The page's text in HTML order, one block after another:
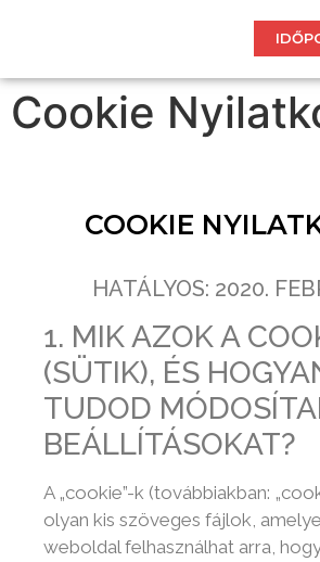
Cookie
COOKIE
HATÁLYOS: 2020.
1. MIK AZOK A
(SÜTIK), ÉS
TUDOD
BEÁLLÍTÁSOKAT?
A „cookie”-k (továbbiakban:
olyan kis szöveges fájlok,
weboldal felhasználhat arra,